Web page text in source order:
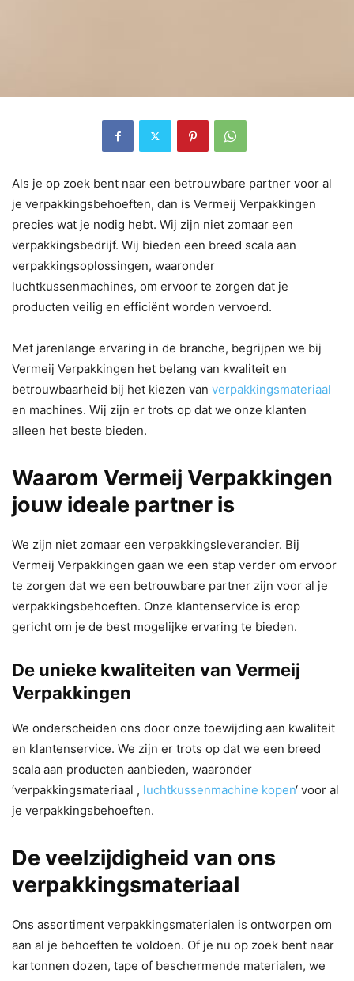
Als je op zoek bent naar een betrouwbare partner voor al
je verpakkingsbehoeften, dan is Vermeij Verpakkingen
precies wat je nodig hebt. Wij zijn niet zomaar een
verpakkingsbedrijf. Wij bieden een breed scala aan
verpakkingsoplossingen, waaronder
luchtkussenmachines, om ervoor te zorgen dat je
producten veilig en efficiënt worden vervoerd.
Met jarenlange ervaring in de branche, begrijpen we bij
Vermeij Verpakkingen het belang van kwaliteit en
betrouwbaarheid bij het kiezen van verpakkingsmateriaal
en machines. Wij zijn er trots op dat we onze klanten
alleen het beste bieden.
Waarom Vermeij Verpakkingen
jouw ideale partner is
We zijn niet zomaar een verpakkingsleverancier. Bij
Vermeij Verpakkingen gaan we een stap verder om ervoor
te zorgen dat we een betrouwbare partner zijn voor al je
verpakkingsbehoeften. Onze klantenservice is erop
gericht om je de best mogelijke ervaring te bieden.
De unieke kwaliteiten van Vermeij
Verpakkingen
We onderscheiden ons door onze toewijding aan kwaliteit
en klantenservice. We zijn er trots op dat we een breed
scala aan producten aanbieden, waaronder
‘verpakkingsmateriaal , luchtkussenmachine kopen‘ voor al
je verpakkingsbehoeften.
De veelzijdigheid van ons
verpakkingsmateriaal
Ons assortiment verpakkingsmaterialen is ontworpen om
aan al je behoeften te voldoen. Of je nu op zoek bent naar
kartonnen dozen, tape of beschermende materialen, we